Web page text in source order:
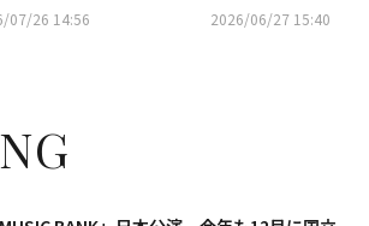
？【ネタ
07/26 14:56
撃の過去に注目【ネタバレあ
2026/06/27 15:40